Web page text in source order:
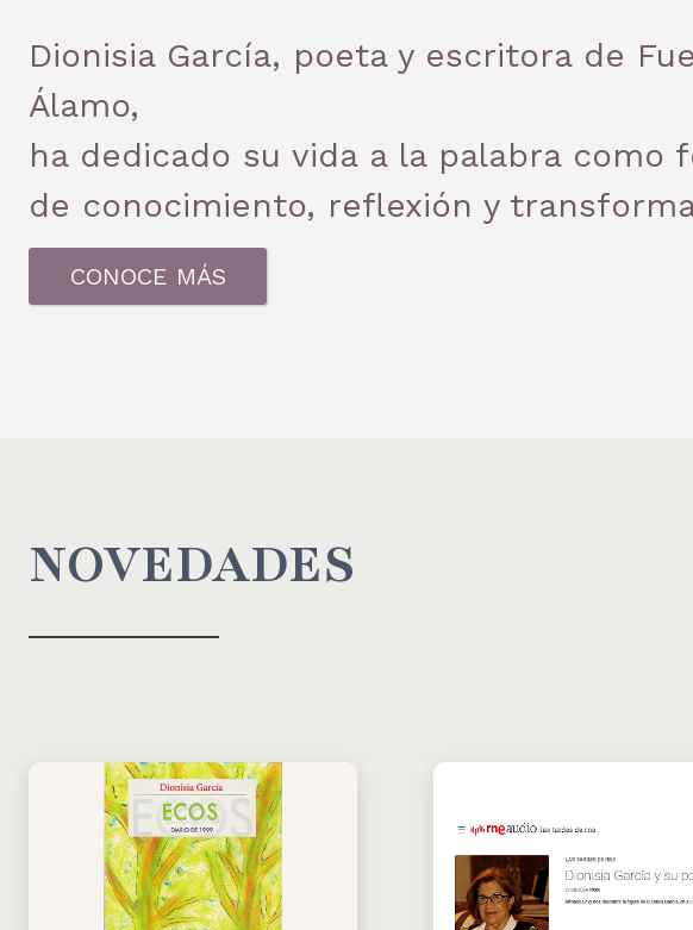
Dionisia García, poeta y escritora de
Álamo,
ha dedicado su vida a la palabra como
de conocimiento, reflexión y
CONOCE MÁS
NOVEDADES